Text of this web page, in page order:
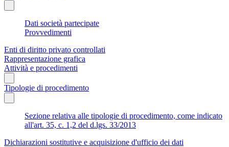
Dati società partecipate
Provvedimenti
Enti di diritto privato controllati
Rappresentazione grafica
Attività e procedimenti
Tipologie di procedimento
Sezione relativa alle tipologie di procedimento, come indicato
all'art. 35, c. 1,2 del d.lgs. 33/2013
Dichiarazioni sostitutive e acquisizione d'ufficio dei dati